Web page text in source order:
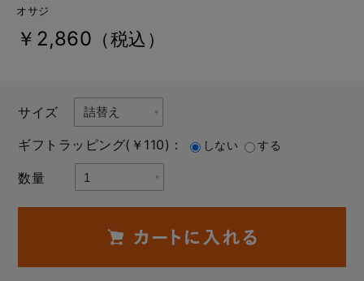
オサジ
￥2,860 （税込）
サイズ
ギフトラッピング(￥110)：
しない する
数量